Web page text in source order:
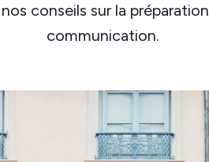
conseils sur la
communication.